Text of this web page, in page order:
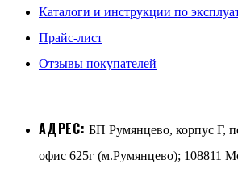
Каталоги и инструкции по
Прайс-лист
Отзывы покупателей
АДРЕС: БП Румянцево, корпус Г,
офис 625г (м.Румянцево); 108811